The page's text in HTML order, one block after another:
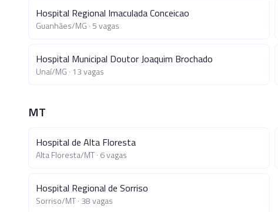
Hospital Regional Imaculada Conceicao
Guanhães/MG · 5vagas
Hospital Municipal Doutor Joaquim Brochado
Unaí/MG · 13vagas
MT
Hospital de Alta Floresta
Alta Floresta/MT· 6vagas
Hospital Regional de Sorriso
Sorriso/MT· 38vagas